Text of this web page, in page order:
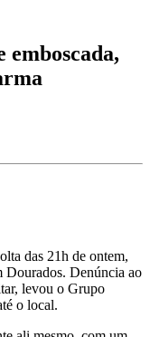
emboscada,
das 21h de ontem,
Dourados. Denúncia ao
levou o Grupo
o local.